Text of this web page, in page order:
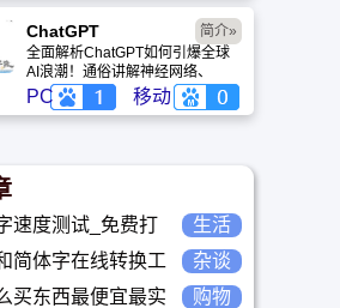
问进行客观解答，提供AI选型参
考。
ChatGPT‌
全面解析ChatGPT如何引爆全球
AI浪潮！通俗讲解神经网络、
Transformer与RLHF核心技术，
带您轻松看懂大语言模型如何重塑
PC 移动
简介»
速度测试_免费打
自测_中文打字水
具
生活
简体字在线转换工
体转换
杂谈
买东西最便宜最实
购物